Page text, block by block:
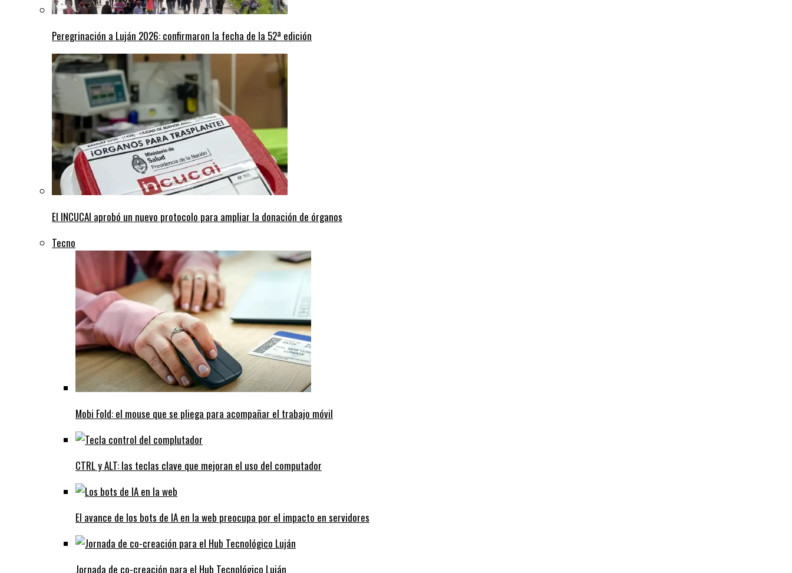
Peregrinación a Luján 2026: confirmaron la fecha de la 52ª edición
El INCUCAI aprobó un nuevo protocolo para ampliar la donación de órganos
Tecno
Mobi Fold: el mouse que se pliega para acompañar el trabajo móvil
CTRL y ALT: las teclas clave que mejoran el uso del computador
El avance de los bots de IA en la web preocupa por el impacto en servidores
Jornada de co-creación para el Hub Tecnológico Luján